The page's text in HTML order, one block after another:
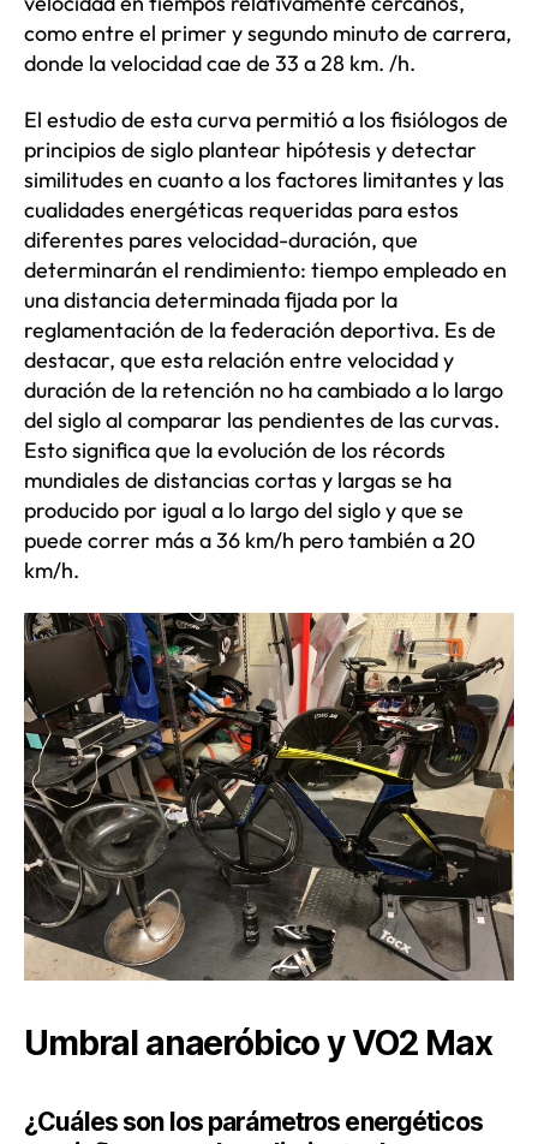
como entre el primer y segundo minuto de carrera,
donde la velocidad cae de 33 a 28 km. /h.
El estudio de esta curva permitió a los fisiólogos de
principios de siglo plantear hipótesis y detectar
similitudes en cuanto a los factores limitantes y las
cualidades energéticas requeridas para estos
diferentes pares velocidad-duración, que
determinarán el rendimiento: tiempo empleado en
una distancia determinada fijada por la
reglamentación de la federación deportiva. Es de
destacar, que esta relación entre velocidad y
duración de la retención no ha cambiado a lo largo
del siglo al comparar las pendientes de las curvas.
Esto significa que la evolución de los récords
mundiales de distancias cortas y largas se ha
producido por igual a lo largo del siglo y que se
puede correr más a 36 km/h pero también a 20
km/h.
Umbral anaeróbico y VO2 Max
¿Cuáles son los parámetros energéticos